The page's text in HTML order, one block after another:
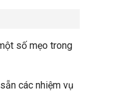
số mẹo trong
các nhiệm vụ